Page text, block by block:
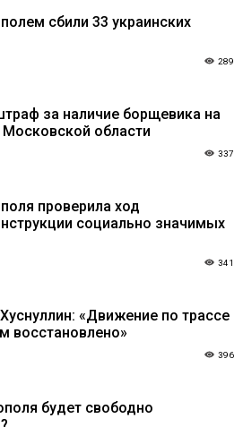
сбили 33 украинских
289
за наличие борщевика на
области
337
проверила ход
социально значимых
341
«Движение по трассе
восстановлено»
396
будет свободно